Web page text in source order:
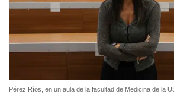
Pérez Ríos, en un aula de la facultad de Medicina de la